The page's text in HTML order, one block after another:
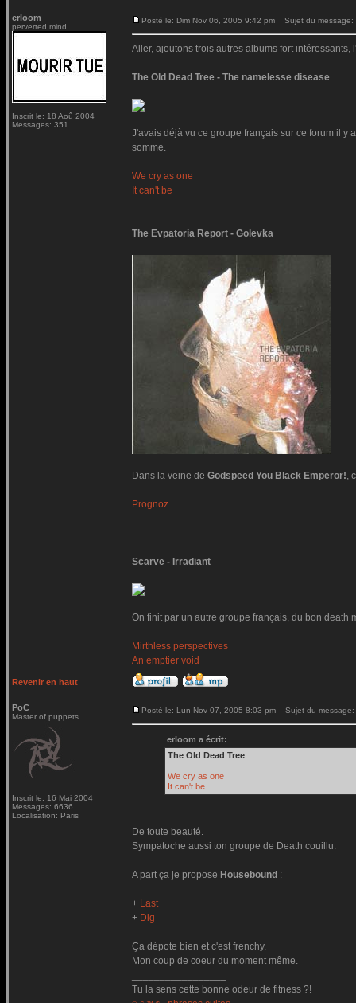
erloom
perverted mind
Inscrit le: 18 Aoû 2004
Messages: 351
Posté le: Dim Nov 06, 2005 9:42 pm Sujet du message:
Aller, ajoutons trois autres albums fort
The Old Dead Tree - The namelesse disease
J'avais déjà vu ce groupe français sur ce forum il y
somme.
We cry as one
It can't be
The Evpatoria Report - Golevka
Dans la veine de Godspeed You Black Emperor!,
Prognoz
Scarve - Irradiant
On finit par un autre groupe français, du bon death
Mirthless perspectives
An emptier void
Revenir en haut
PoC
Master of puppets
Inscrit le: 16 Mai 2004
Messages: 6636
Localisation: Paris
Posté le: Lun Nov 07, 2005 8:03 pm Sujet du message:
erloom a écrit:
The Old Dead Tree
We cry as one
It can't be
De toute beauté.
Sympatoche aussi ton groupe de Death couillu.
A part ça je propose Housebound :
+ Last
+ Dig
Ça dépote bien et c'est frenchy.
Mon coup de coeur du moment même.
Tu la sens cette bonne odeur de fitness ?!